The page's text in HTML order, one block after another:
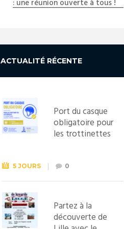
: une réunion ouverte à tous !
ACTUALITÉ RÉCENTE
Port du casque
obligatoire pour
les trottinettes
septembre
2026
5 JOURS 0
Partez à la
découverte de